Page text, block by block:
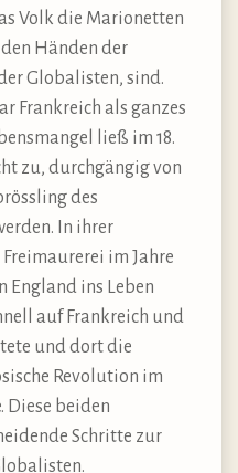
Volk die Marionetten
Händen der
Globalisten, sind.
Frankreich als ganzes
ließ im 18.
zu, durchgängig von
des
In ihrer
im Jahre
England ins Leben
auf Frankreich und
und dort die
Revolution im
Diese beiden
Schritte zur